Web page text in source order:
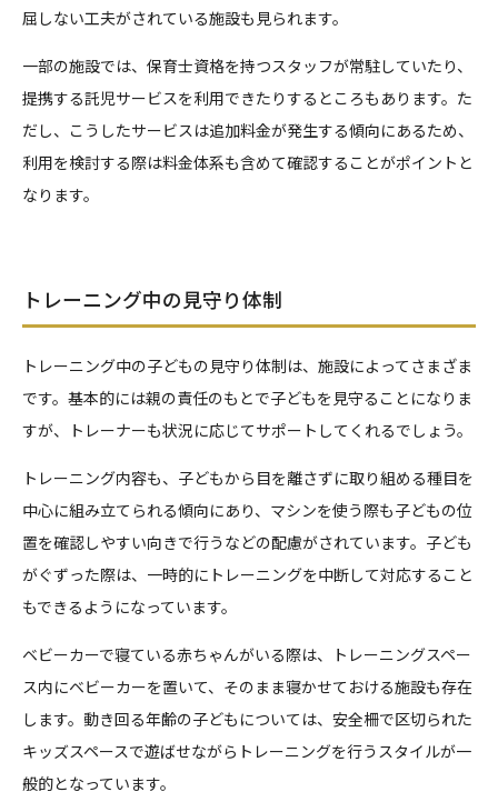
屈しない工夫がされている施設も見られます。
一部の施設では、保育士資格を持つスタッフが常駐していたり、
提携する託児サービスを利用できたりするところもあります。た
だし、こうしたサービスは追加料金が発生する傾向にあるため、
利用を検討する際は料金体系も含めて確認することがポイントと
なります。
トレーニング中の見守り体制
トレーニング中の子どもの見守り体制は、施設によってさまざま
です。基本的には親の責任のもとで子どもを見守ることになりま
すが、トレーナーも状況に応じてサポートしてくれるでしょう。
トレーニング内容も、子どもから目を離さずに取り組める種目を
中心に組み立てられる傾向にあり、マシンを使う際も子どもの位
置を確認しやすい向きで行うなどの配慮がされています。子ども
がぐずった際は、一時的にトレーニングを中断して対応すること
もできるようになっています。
ベビーカーで寝ている赤ちゃんがいる際は、トレーニングスペー
ス内にベビーカーを置いて、そのまま寝かせておける施設も存在
します。動き回る年齢の子どもについては、安全柵で区切られた
キッズスペースで遊ばせながらトレーニングを行うスタイルが一
般的となっています。